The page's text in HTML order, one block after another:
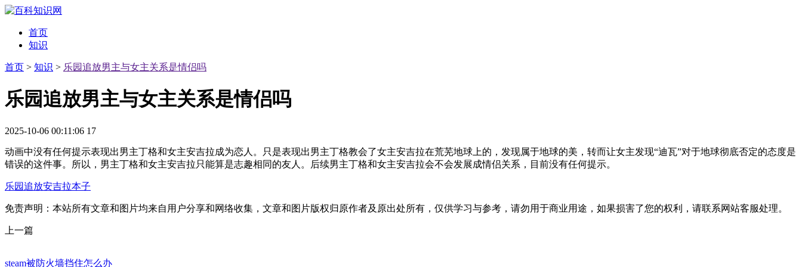
首页
知识
首页 > 知识 > 乐园追放男主与女主关系是情侣吗
乐园追放男主与女主关系是情侣吗
2025-10-06 00:11:06 17
动画中没有任何提示表现出男主丁格和女主安吉拉成为恋人。只是表现出男主丁格教会了女主安吉拉在荒芜地球上的，发现属于地球的美，转而让女主发现“迪瓦”对于地球彻底否定的态度是
错误的这件事。所以，男主丁格和女主安吉拉只能算是志趣相同的友人。后续男主丁格和女主安吉拉会不会发展成情侣关系，目前没有任何提示。
乐园追放安吉拉本子
免责声明：本站所有文章和图片均来自用户分享和网络收集，文章和图片版权归原作者及原出处所有，仅供学习与参考，请勿用于商业用途，如果损害了您的权利，请联系网站客服处理。
上一篇
steam被防火墙挡住怎么办